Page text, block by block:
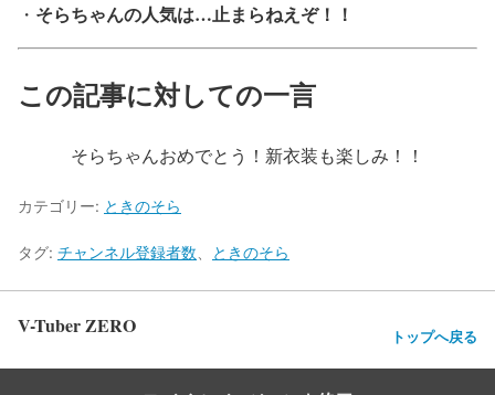
・ そらちゃんの人気は…止まらねえぞ！！
この記事に対しての一言
そらちゃんおめでとう！新衣装も楽しみ！！
カテゴリー: ときのそら
タグ: チャンネル登録者数 ときのそら
V-Tuber ZERO トップへ戻る